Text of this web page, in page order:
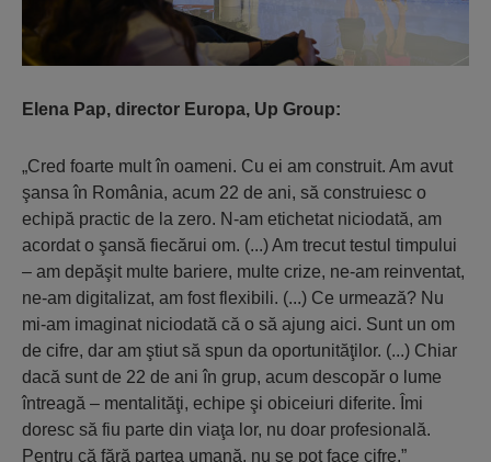
Elena Pap, director Europa, Up Group:
„Cred foarte mult în oameni. Cu ei am construit. Am avut
şansa în România, acum 22 de ani, să construiesc o
echipă practic de la zero. N-am etichetat niciodată, am
acordat o şansă fiecărui om. (...) Am trecut testul timpului
– am depăşit multe bariere, multe crize, ne-am reinventat,
ne-am digitalizat, am fost flexibili. (...) Ce urmează? Nu
mi-am imaginat niciodată că o să ajung aici. Sunt un om
de cifre, dar am ştiut să spun da oportunităţilor. (...) Chiar
dacă sunt de 22 de ani în grup, acum descopăr o lume
întreagă – mentalităţi, echipe şi obiceiuri diferite. Îmi
doresc să fiu parte din viaţa lor, nu doar profesională.
Pentru că fără partea umană, nu se pot face cifre.”